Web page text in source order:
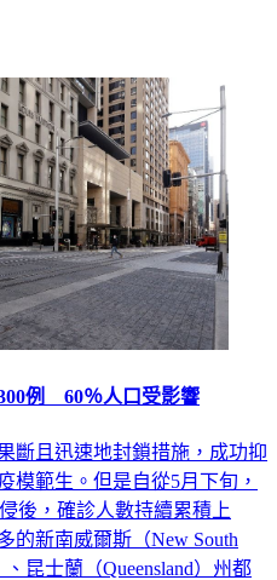
例 60％人口受影響
斷且迅速地封鎖措施，成功抑
模範生。但是自從5月下旬，
後，確診人數持續累積上
的新南威爾斯（New South
昆士蘭（Queensland）州都